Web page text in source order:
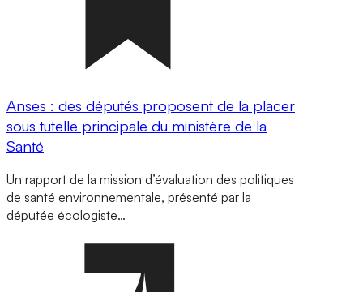
Anses : des députés proposent de la placer
sous tutelle principale du ministère de la
Santé
Un rapport de la mission d’évaluation des politiques
de santé environnementale, présenté par la
députée écologiste…